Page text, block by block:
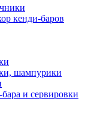
кенди-баров
шампурики
и сервировки